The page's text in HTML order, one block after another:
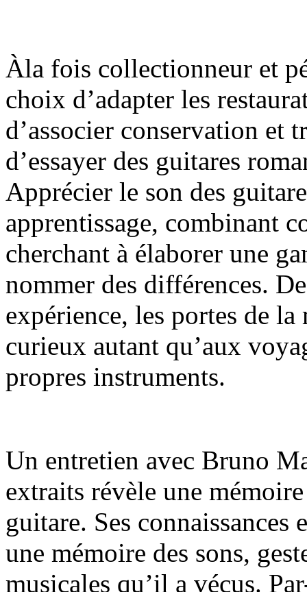
Àla fois collectionneur et
choix d’adapter les
d’associer conservation et
d’essayer des guitares
Apprécier le son des
apprentissage, combinant
cherchant à élaborer une
nommer des différences.
expérience, les portes de
curieux autant qu’aux
propres instruments.
Un entretien avec Bruno
extraits révèle une
guitare. Ses connaissances
une mémoire des sons,
musicales qu’il a vécus.